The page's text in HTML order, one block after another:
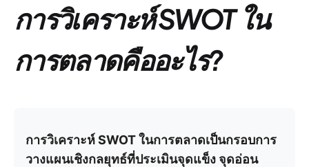
การวิเคราะห์ SWOT ใน
การตลาดคืออะไร?
การวิเคราะห์ SWOT ในการตลาดเป็นกรอบการ
วางแผนเชิงกลยุทธ์ที่ประเมินจุดแข็ง จุดอ่อน